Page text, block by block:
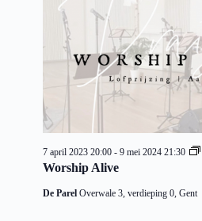
Worship Alive
7 april 2023 20:00 - 9 mei 2024 21:30
De Parel Overwale 3, verdieping 0, Gent